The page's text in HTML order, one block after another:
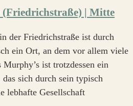
| Mitte
der Friedrichstraße ist durch
ein Ort, an dem vor allem viele
ist trotzdessen ein
sich durch sein typisch
lebhafte Gesellschaft